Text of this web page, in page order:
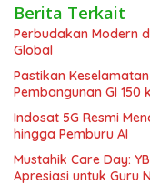
Berita Terkait
Perbudakan Modern
Global
Pastikan Keselamatan
Pembangunan GI 150
Indosat 5G Resmi
hingga Pemburu AI
Mustahik Care Day:
Apresiasi untuk Guru